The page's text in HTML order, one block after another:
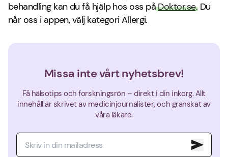
behandling kan du få hjälp hos oss påDoktor.se. Du
når oss i appen, välj kategori Allergi.
Missa inte vårt nyhetsbrev!
Få hälsotips och forskningsrön – direkt i din inkorg. Allt
innehåll är skrivet av medicinjournalister, och granskat av
våra läkare.